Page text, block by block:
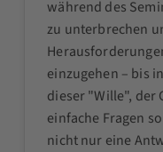
während des
zu unterbrechen
einzugehen – bis
dieser "Wille", der
einfache Fragen
nicht nur eine